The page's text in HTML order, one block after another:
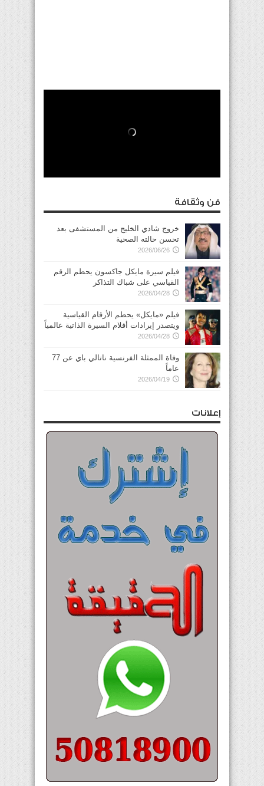
فن وثقافة
خروج شادي الخليج من المستشفى بعد
تحسن حالته الصحية
2026/06/26
فيلم سيرة مايكل جاكسون يحطم الرقم
القياسي على شباك التذاكر
2026/04/28
فيلم «مايكل» يحطم الأرقام القياسية
ويتصدر إيرادات أفلام السيرة الذاتية عالمياً
2026/04/28
وفاة الممثلة الفرنسية ناتالي باي عن 77
عاماً
2026/04/19
إعلانات